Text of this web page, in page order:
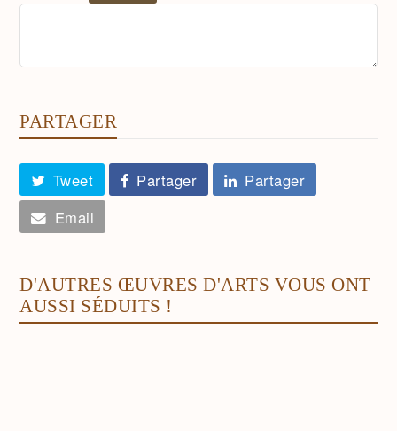
PARTAGER
Tweet Partager
Partager
Email
D'AUTRES ŒUVRES D'ARTS VOUS ONT
AUSSI SÉDUITS !